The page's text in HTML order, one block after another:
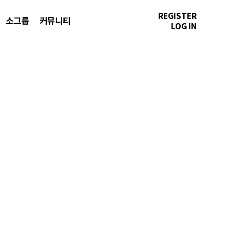
소그룹 커뮤니티
REGISTER
LOG IN